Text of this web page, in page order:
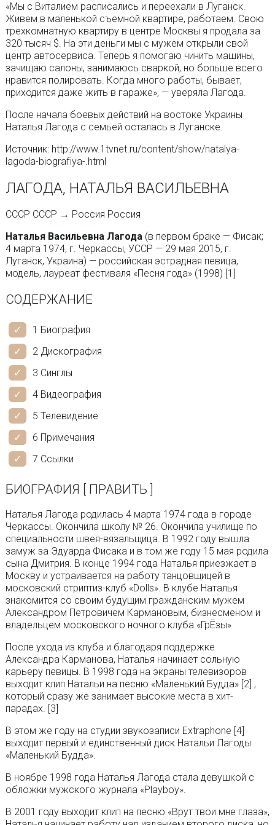
«Мы с Виталием расписались и переехали в Луганск.
Живем в маленькой съемной квартире, работаем. Свою
трехкомнатную квартиру в центре Москвы я продала за
320 тысяч $. На эти деньги мы с мужем открыли свой
центр автосервиса. Теперь я помогаю чинить машины,
зачищаю салоны, занимаюсь сваркой, но больше всего
нравится полировать. Когда много работы, бывает,
приходится даже жить в гараже», — уверяла Лагода.
После начала боевых действий на востоке Украины
Наталья Лагода с семьей осталась в Луганске.
Источник: http://www.1tvnet.ru/content/show/natalya-
lagoda-biografiya-.html
ЛАГОДА, НАТАЛЬЯ ВАСИЛЬЕВНА
СССР СССР → Россия Россия
Наталья Васильевна Лагода(в первом браке — Фисак;
4 марта 1974, г. Черкассы, УССР — 29 мая 2015, г.
Луганск, Украина) — российская эстрадная певица,
модель, лауреат фестиваля «Песня года» (1998) [1]
СОДЕРЖАНИЕ
1 Биография
2 Дискография
3 Синглы
4 Видеография
5 Телевидение
6 Примечания
7 Ссылки
БИОГРАФИЯ [ ПРАВИТЬ ]
Наталья Лагода родилась 4 марта 1974 года в городе
Черкассы. Окончила школу № 26. Окончила училище по
специальности швея-вязальщица. В 1992 году вышла
замуж за Эдуарда Фисака и в том же году 15 мая родила
сына Дмитрия. В конце 1994 года Наталья приезжает в
Москву и устраивается на работу танцовщицей в
московский стриптиз-клуб «Dolls». В клубе Наталья
знакомится со своим будущим гражданским мужем
Александром Петровичем Кармановым, бизнесменом и
владельцем московского ночного клуба «ГрЁзы»
После ухода из клуба и благодаря поддержке
Александра Карманова, Наталья начинает сольную
карьеру певицы. В 1998 года на экраны телевизоров
выходит клип Натальи на песню «Маленький Будда» [2] ,
который сразу же занимает высокие места в хит-
парадах. [3]
В этом же году на студии звукозаписи Extraphone [4]
выходит первый и единственный диск Натальи Лагоды
«Маленький Будда».
В ноябре 1998 года Наталья Лагода стала девушкой с
обложки мужского журнала «Playboy».
В 2001 году выходит клип на песню «Врут твои мне глаза»,